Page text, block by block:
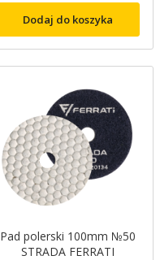
Dodaj do koszyka
Pad polerski 100mm №50
STRADA FERRATI